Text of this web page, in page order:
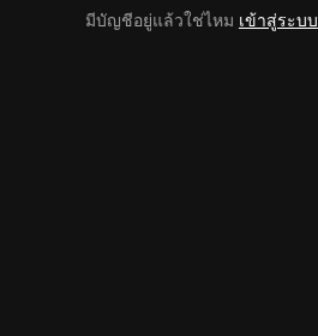
มีบัญชีอยู่แล้วใช่ไหม เข้าสู่ระบบ